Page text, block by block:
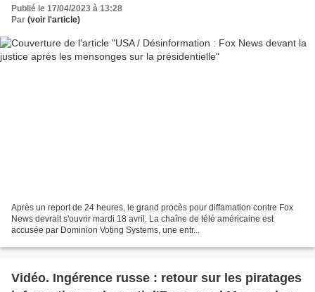
Publié le 17/04/2023 à 13:28
Par (voir l'article)
Après un report de 24 heures, le grand procès pour diffamation contre Fox
News devrait s'ouvrir mardi 18 avril. La chaîne de télé américaine est
accusée par Dominion Voting Systems, une entr...
Vidéo. Ingérence russe : retour sur les piratages